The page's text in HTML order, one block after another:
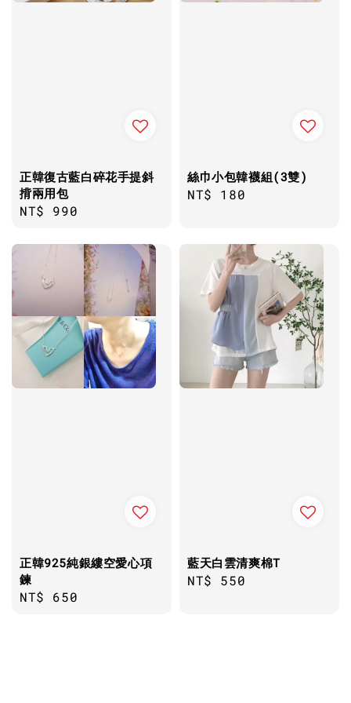
正韓復古藍白碎花手提斜
揹兩用包
Regular
NT$ 990
絲巾小包韓襪組(3雙)
Regular
NT$ 180
正韓925純銀縷空愛心項
鍊
Regular
NT$ 650
藍天白雲清爽棉T
Regular
NT$ 550